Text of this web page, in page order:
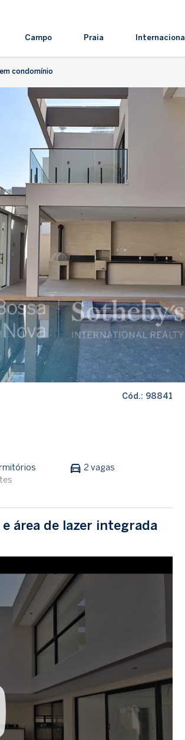
Campo Praia Internacional
condomínio
Cód.: 98841
2 vagas
área de lazer integrada